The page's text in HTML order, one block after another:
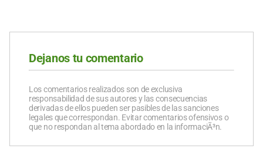
Dejanos tu comentario
Los comentarios realizados son de exclusiva
responsabilidad de sus autores y las consecuencias
derivadas de ellos pueden ser pasibles de las sanciones
legales que correspondan. Evitar comentarios ofensivos o
que no respondan al tema abordado en la informaciÃ³n.